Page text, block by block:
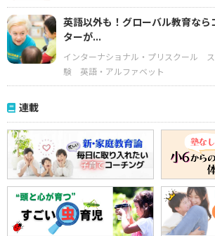
英語以外も！グローバル教育なら
ターが...
インターナショナル・プリスクール
験
英語・アルファベット
連載